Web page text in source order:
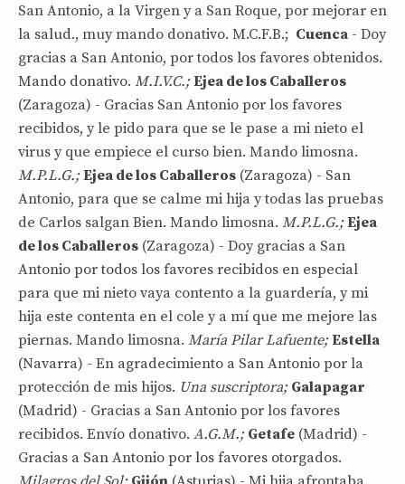
San Antonio, a la Virgen y a San Roque, por mejorar en
la salud., muy mando donativo. M.C.F.B.; Cuenca - Doy
gracias a San Antonio, por todos los favores obtenidos.
Mando donativo. M.I.V.C.; Ejea de los Caballeros
(Zaragoza) - Gracias San Antonio por los favores
recibidos, y le pido para que se le pase a mi nieto el
virus y que empiece el curso bien. Mando limosna.
M.P.L.G.; Ejea de los Caballeros (Zaragoza) - San
Antonio, para que se calme mi hija y todas las pruebas
de Carlos salgan Bien. Mando limosna. M.P.L.G.; Ejea
de los Caballeros (Zaragoza) - Doy gracias a San
Antonio por todos los favores recibidos en especial
para que mi nieto vaya contento a la guardería, y mi
hija este contenta en el cole y a mí que me mejore las
piernas. Mando limosna. María Pilar Lafuente; Estella
(Navarra) - En agradecimiento a San Antonio por la
protección de mis hijos. Una suscriptora; Galapagar
(Madrid) - Gracias a San Antonio por los favores
recibidos. Envío donativo. A.G.M.; Getafe (Madrid) -
Gracias a San Antonio por los favores otorgados.